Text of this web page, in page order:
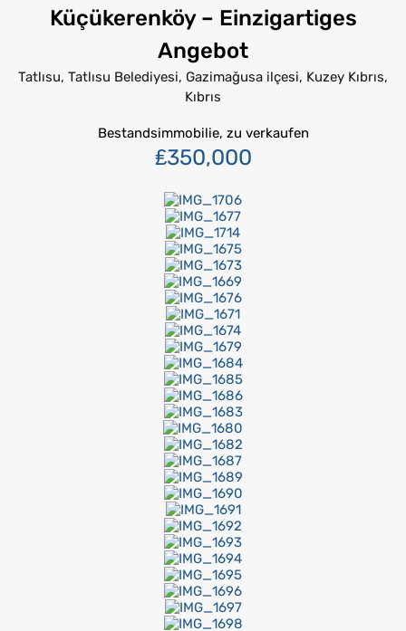
Küçükerenköy – Einzigartiges
Angebot
Tatlısu, Tatlısu Belediyesi, Gazimağusa ilçesi, Kuzey Kıbrıs,
Kıbrıs
Bestandsimmobilie, zu verkaufen
₤350,000